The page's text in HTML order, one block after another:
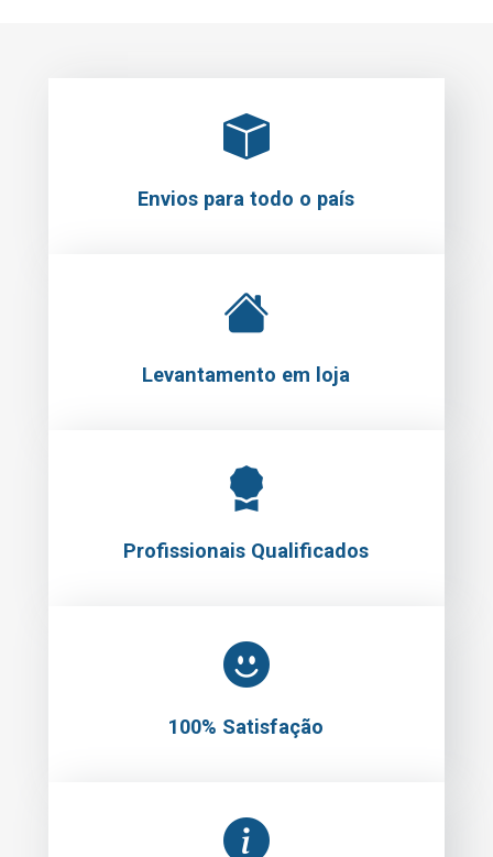
Envios para todo o país
Levantamento em loja
Profissionais Qualificados
100% Satisfação